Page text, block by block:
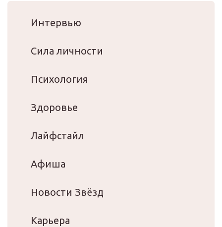
Интервью
Сила личности
Психология
Здоровье
Лайфстайл
Афиша
Новости Звёзд
Карьера